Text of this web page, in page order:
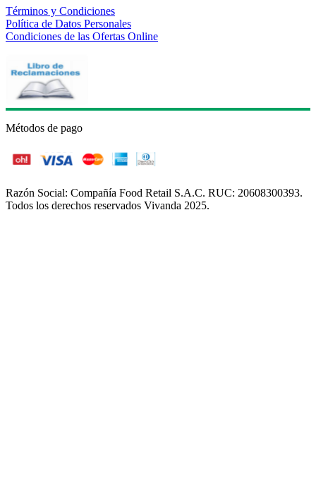
Términos y Condiciones
Política de Datos Personales
Condiciones de las Ofertas Online
Métodos de pago
Razón Social: Compañía Food Retail S.A.C. RUC: 20608300393.
Todos los derechos reservados Vivanda 2025.